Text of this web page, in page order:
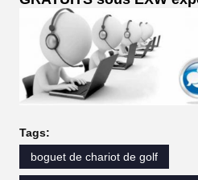
Tags:
boguet de chariot de golf